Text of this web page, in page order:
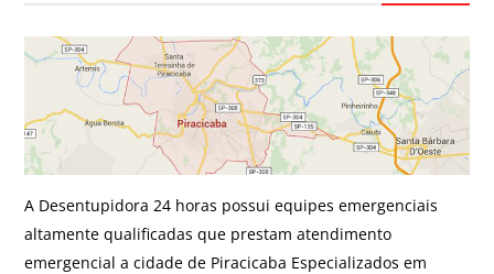
A Desentupidora 24 horas possui equipes emergenciais
altamente qualificadas que prestam atendimento
emergencial a cidade de Piracicaba Especializados em